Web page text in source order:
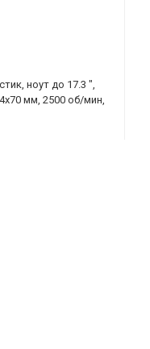
ноут до 17.3 ",
мм, 2500 об/мин,